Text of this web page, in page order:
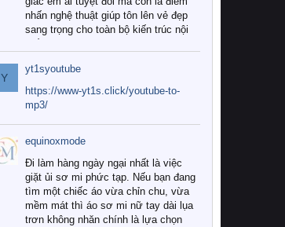
nhấn nghệ thuật giúp tôn lên vẻ đẹp
sang trọng cho toàn bộ kiến trúc nội
Tuy nhiên, giữa thị trường đa dạng
với vô vàn thương hiệu và mẫu mã
như hiện nay, làm thế nào để chọn
được những bộ chăn ga gối đệm cao
cấp thực sự chất lượng, phù hợp với
khí hậu và nhu cầu sử dụng của gia
đình? Hãy cùng chúng tôi đi tìm lời
giải đáp chi tiết qua bài viết dưới đây.
1. Tại sao các gia đình hiện đại lại ưa
chuộng chăn ga gối đệm cao cấp?
Y
yt1syoutube
https://www-yt1s.click/youtube-to-
mp3/
equinoxmode
Đi làm hàng ngày ngại nhất là việc
giặt ủi sơ mi phức tạp. Nếu bạn đang
tìm một chiếc áo vừa chỉn chu, vừa
mềm mát thì áo sơ mi nữ tay dài lụa
trơn không nhăn chính là lựa chọn